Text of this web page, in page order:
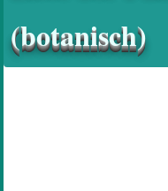
(botanisch)